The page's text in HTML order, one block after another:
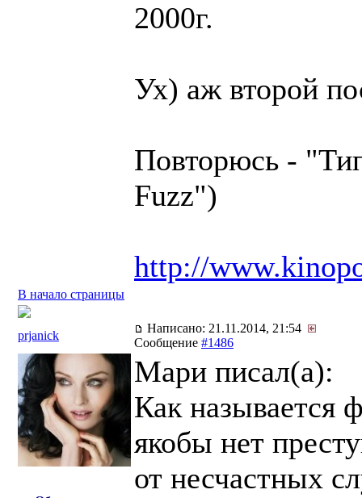
2000г.
Ух) аж второй
Повторюсь -
Fuzz")
http://
В начало страницы
prjanick
Написано: 21.11.2014, 21:54
Сообщение #1486
Мари писал(a):
Как называется
якобы нет
от несчастных